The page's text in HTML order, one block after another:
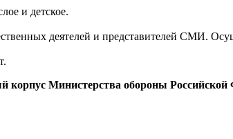
и детское.
деятелей и представителей СМИ.
корпус Министерства обороны